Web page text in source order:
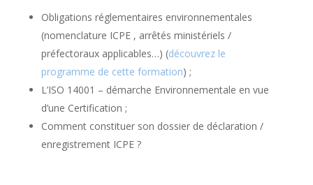
Obligations réglementaires environnementales
(nomenclature ICPE , arrêtés ministériels /
préfectoraux applicables…) (découvrez le
programme de cette formation) ;
L’ISO 14001 – démarche Environnementale en vue
d’une Certification ;
Comment constituer son dossier de déclaration /
enregistrement ICPE ?